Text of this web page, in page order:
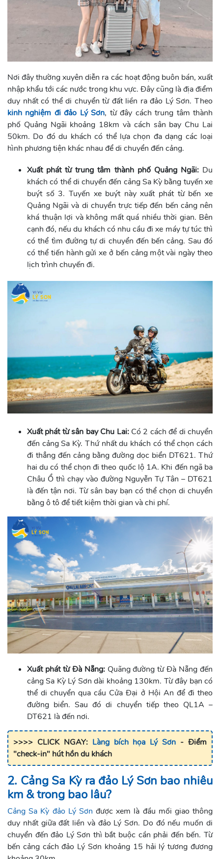
Nơi đây thường xuyên diễn ra các hoạt động buôn bán, xuất
nhập khẩu tới các nước trong khu vực. Đây cũng là địa điểm
duy nhất có thể di chuyển từ đất liền ra đảo Lý Sơn. Theo
kinh nghiệm đi đảo Lý Sơn, từ đây cách trung tâm thành
phố Quảng Ngãi khoảng 18km và cách sân bay Chu Lai
50km. Do đó du khách có thể lựa chọn đa dạng các loại
hình phương tiện khác nhau để di chuyển đến cảng.
Xuất phát từ trung tâm thành phố Quảng Ngãi: Du
khách có thể di chuyển đến cảng Sa Kỳ bằng tuyến xe
buýt số 3. Tuyến xe buýt này xuất phát từ bến xe
Quảng Ngãi và di chuyển trực tiếp đến bến cảng nên
khá thuận lợi và không mất quá nhiều thời gian. Bên
cạnh đó, nếu du khách có nhu cầu đi xe máy tự túc thì
có thể tìm đường tự di chuyển đến bến cảng. Sau đó
có thể tiến hành gửi xe ở bến cảng một vài ngày theo
lịch trình chuyến đi.
Xuất phát từ sân bay Chu Lai: Có 2 cách để di chuyển
đến cảng Sa Kỳ. Thứ nhất du khách có thể chọn cách
đi thẳng đến cảng bằng đường dọc biển DT621. Thứ
hai du có thể chọn đi theo quốc lộ 1A. Khi đến ngã ba
Châu Ổ thì chạy vào đường Nguyễn Tự Tân – DT621
là đến tận nơi. Từ sân bay bạn có thể chọn di chuyển
bằng ô tô để tiết kiệm thời gian và chi phí.
Xuất phát từ Đà Nẵng:Quãng đường từ Đà Nẵng đến
cảng Sa Kỳ Lý Sơn dài khoảng 130km. Từ đây bạn có
thể di chuyển qua cầu Cửa Đại ở Hội An để đi theo
đường biển. Sau đó di chuyển tiếp theo QL1A –
DT621 là đến nơi.
>>>> CLICK NGAY: Làng bích họa Lý Sơn - Điểm
"check-in" hút hồn du khách
2. Cảng Sa Kỳ ra đảo Lý Sơn bao nhiêu
km & trong bao lâu?
Cảng Sa Kỳ đảo Lý Sơn được xem là đầu mối giao thông
duy nhất giữa đất liền và đảo Lý Sơn. Do đó nếu muốn di
chuyển đến đảo Lý Sơn thì bắt buộc cần phải đến bến. Từ
bến cảng cách đảo Lý Sơn khoảng 15 hải lý tương đương